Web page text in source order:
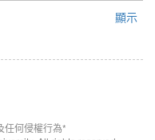
顯示
任何侵權行為*